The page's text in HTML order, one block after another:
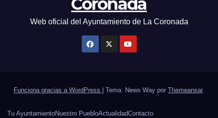
Web oficial del Ayuntamiento de La Coronada
Funciona gracias a WordPress Tema: News Way por Themeansar.
Tu AyuntamientoNuestro PuebloActualidadContacto